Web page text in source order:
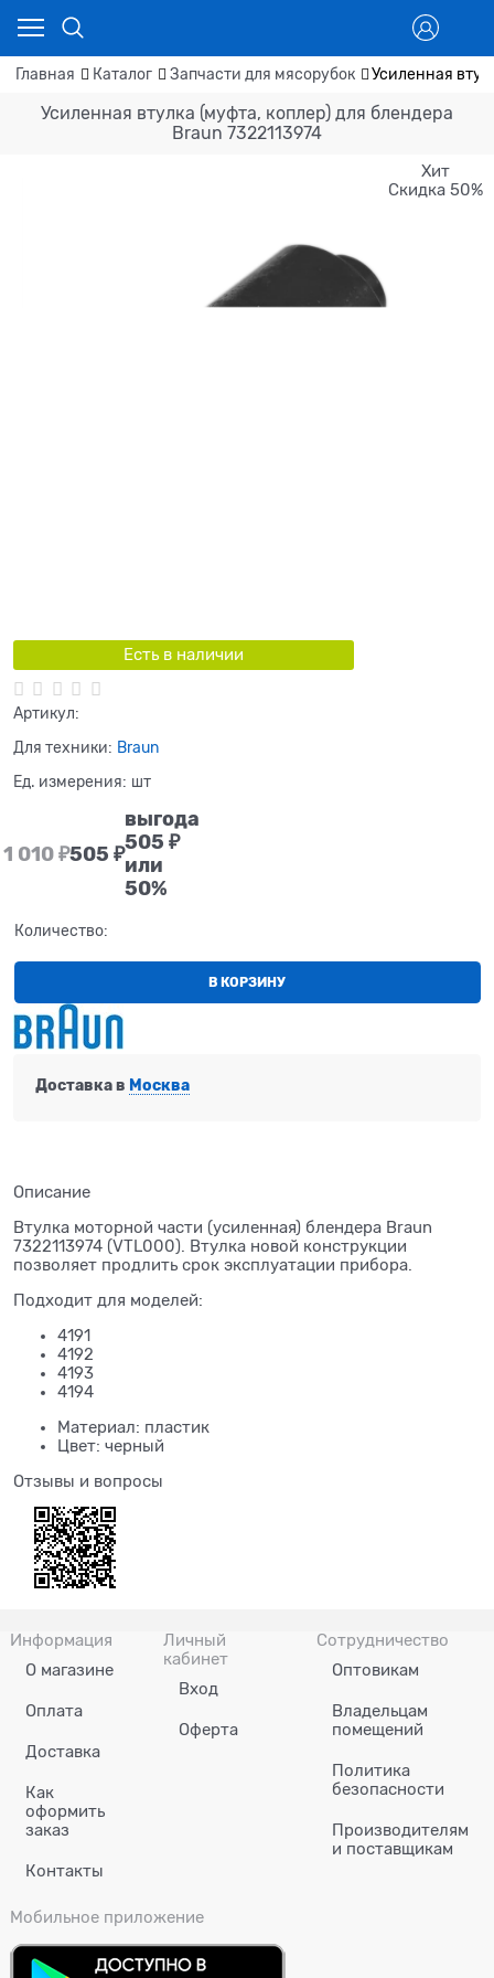
Главная Каталог Запчасти для мясорубок Усиленная
Усиленная втулка (муфта, коплер) для блендера
Braun 7322113974
Хит
Скидка 50%
Есть в наличии
Артикул:
Для техники: Braun
Ед. измерения: шт
1 010 ₽505 ₽
выгода
505 ₽
или
50%
Количество:
В КОРЗИНУ
Доставка в Москва
Описание
Втулка моторной части (усиленная) блендера Braun
7322113974 (VTL000). Втулка новой конструкции
позволяет продлить срок эксплуатации прибора.
Подходит для моделей:
4191
4192
4193
4194
Материал: пластик
Цвет: черный
Отзывы и вопросы
Информация
О магазине
Оплата
Доставка
Как
оформить
заказ
Контакты
Личный
кабинет
Вход
Оферта
Сотрудничество
Оптовикам
Владельцам
помещений
Политика
безопасности
Производителям
и поставщикам
Мобильное приложение